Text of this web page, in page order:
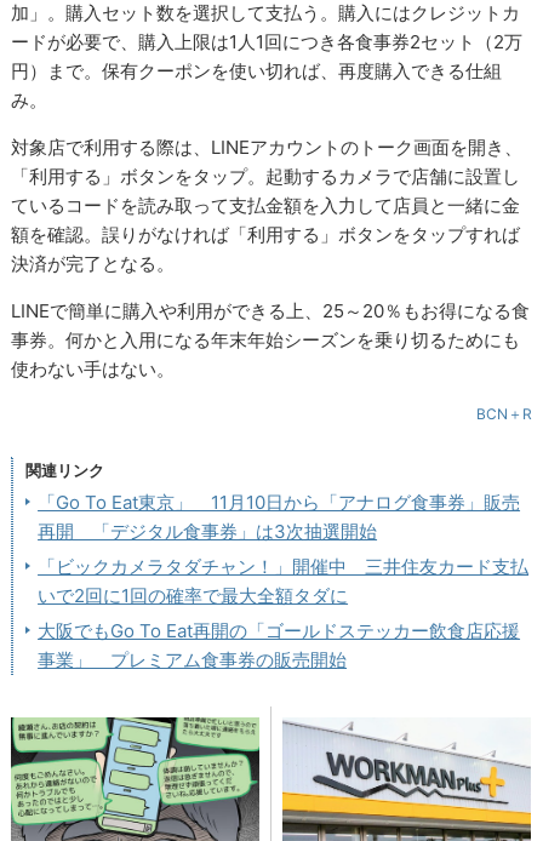
加」。購入セット数を選択して支払う。購入にはクレジットカ
ードが必要で、購入上限は1人1回につき各食事券2セット（2万
円）まで。保有クーポンを使い切れば、再度購入できる仕組
み。
対象店で利用する際は、LINEアカウントのトーク画面を開き、
「利用する」ボタンをタップ。起動するカメラで店舗に設置し
ているコードを読み取って支払金額を入力して店員と一緒に金
額を確認。誤りがなければ「利用する」ボタンをタップすれば
決済が完了となる。
LINEで簡単に購入や利用ができる上、25～20％もお得になる食
事券。何かと入用になる年末年始シーズンを乗り切るためにも
使わない手はない。
BCN＋R
関連リンク
「Go To Eat東京」 11月10日から「アナログ食事券」販売
再開 「デジタル食事券」は3次抽選開始
「ビックカメラタダチャン！」開催中 三井住友カード支払
いで2回に1回の確率で最大全額タダに
大阪でもGo To Eat再開の「ゴールドステッカー飲食店応援
事業」 プレミアム食事券の販売開始